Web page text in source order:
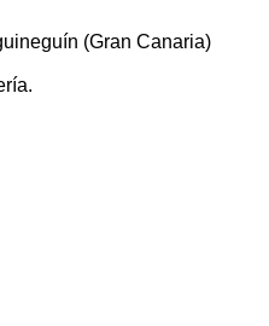
(Gran Canaria)